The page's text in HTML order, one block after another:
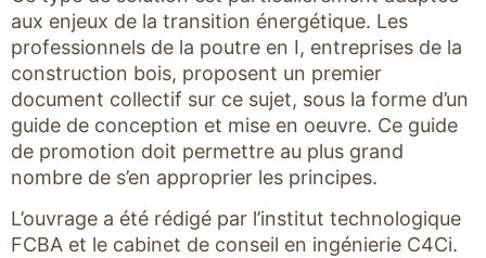
aux enjeux de la transition énergétique. Les
professionnels de la poutre en I, entreprises de la
construction bois, proposent un premier
document collectif sur ce sujet, sous la forme d’un
guide de conception et mise en oeuvre. Ce guide
de promotion doit permettre au plus grand
nombre de s’en approprier les principes.
L’ouvrage a été rédigé par l’institut technologique
FCBA et le cabinet de conseil en ingénierie C4Ci.